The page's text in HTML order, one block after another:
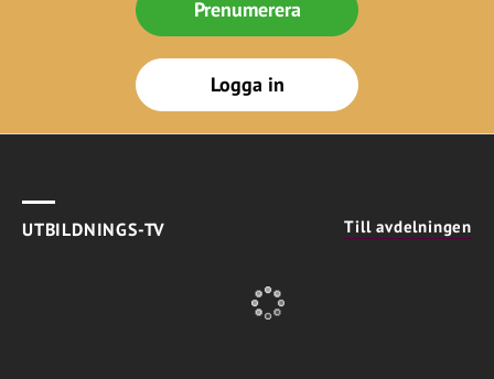
Prenumerera
Logga in
UTBILDNINGS-TV Till avdelningen